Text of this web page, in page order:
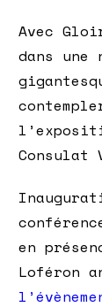
Avec
dans
Consulat
en
Loféron